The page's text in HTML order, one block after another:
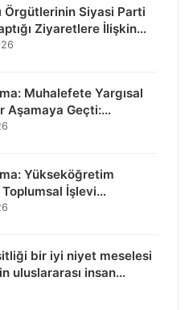
Örgütlerinin Siyasi Parti
Ziyaretlere İlişkin
Muhalefete Yargısal
Aşamaya Geçti:
Yükseköğretim
Toplumsal İşlevi
Ticari Akıbetine
bir iyi niyet meselesi
uluslararası insan…